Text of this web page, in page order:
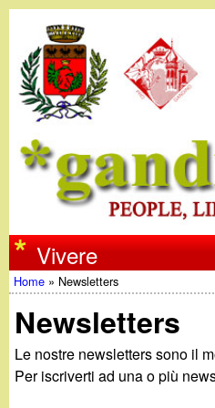
w
w
w
.
Vivere
Tu
sei
qui
Home » Newsletters
Newsletters
Le nostre newsletters sono il
Per iscriverti ad una o più